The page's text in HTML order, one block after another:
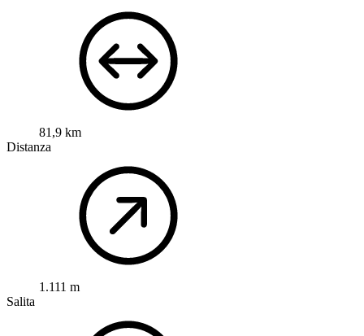
81,9 km
Distanza
1.111 m
Salita